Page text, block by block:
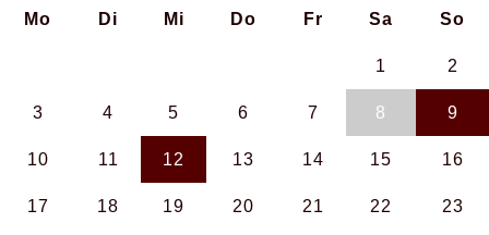
Mo Di Mi Do Fr Sa So
1 2
3 4 5 6 7 8 9
10 11 12 13 14 15 16
17 18 19 20 21 22 23